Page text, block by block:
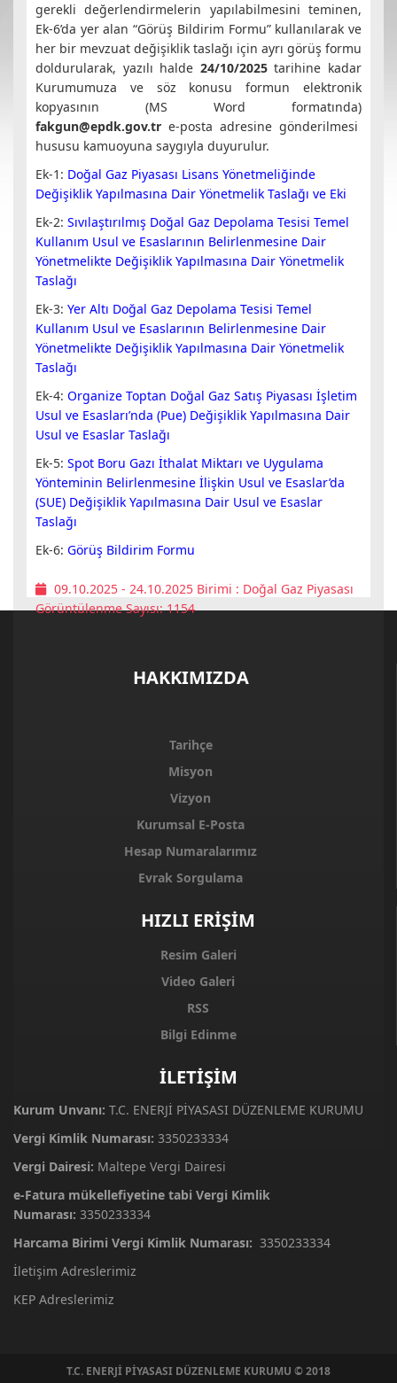
gerekli değerlendirmelerin yapılabilmesini teminen,
Ek-6’da yer alan “Görüş Bildirim Formu” kullanılarak ve
her bir mevzuat değişiklik taslağı için ayrı görüş formu
doldurularak, yazılı halde 24/10/2025tarihine kadar
Kurumumuza ve söz konusu formun elektronik
kopyasının (MS Word formatında)
fakgun@epdk.gov.tr e-posta adresine gönderilmesi
hususu kamuoyuna saygıyla duyurulur.
Ek-1: Doğal Gaz Piyasası Lisans Yönetmeliğinde
Değişiklik Yapılmasına Dair Yönetmelik Taslağı ve Eki
Ek-2: Sıvılaştırılmış Doğal Gaz Depolama Tesisi Temel
Kullanım Usul ve Esaslarının Belirlenmesine Dair
Yönetmelikte Değişiklik Yapılmasına Dair Yönetmelik
Taslağı
Ek-3: Yer Altı Doğal Gaz Depolama Tesisi Temel
Kullanım Usul ve Esaslarının Belirlenmesine Dair
Yönetmelikte Değişiklik Yapılmasına Dair Yönetmelik
Taslağı
Ek-4: Organize Toptan Doğal Gaz Satış Piyasası İşletim
Usul ve Esasları’nda (Pue) Değişiklik Yapılmasına Dair
Usul ve Esaslar Taslağı
Ek-5: Spot Boru Gazı İthalat Miktarı ve Uygulama
Yönteminin Belirlenmesine İlişkin Usul ve Esaslar’da
(SUE) Değişiklik Yapılmasına Dair Usul ve Esaslar
Taslağı
Ek-6: Görüş Bildirim Formu
09.10.2025 - 24.10.2025 Birimi : Doğal Gaz Piyasası
Görüntülenme Sayısı: 1154
HAKKIMIZDA
Tarihçe
Misyon
Vizyon
Kurumsal E-Posta
Hesap Numaralarımız
Evrak Sorgulama
HIZLI ERİŞİM
Resim Galeri
Video Galeri
RSS
Bilgi Edinme
İLETİŞİM
Kurum Unvanı: T.C. ENERJİ PİYASASI DÜZENLEME KURUMU
Vergi Kimlik Numarası: 3350233334
Vergi Dairesi: Maltepe Vergi Dairesi
e-Fatura mükellefiyetine tabi Vergi Kimlik
Numarası: 3350233334
Harcama Birimi Vergi Kimlik Numarası: 3350233334
İletişim Adreslerimiz
KEP Adreslerimiz
T.C. ENERJİ PİYASASI DÜZENLEME KURUMU © 2018